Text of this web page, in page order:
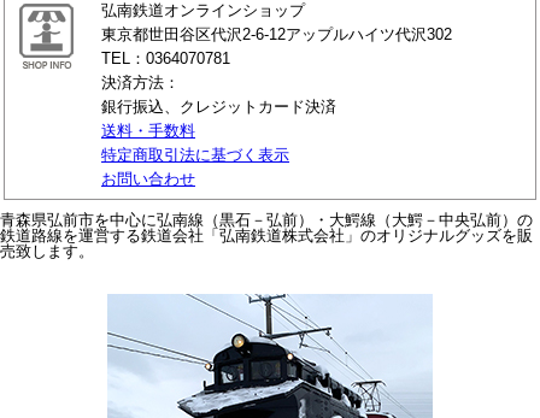
弘南鉄道オンラインショップ
東京都世田谷区代沢2-6-12アップルハイツ代沢302
TEL：0364070781
決済方法：
銀行振込、クレジットカード決済
送料・手数料
特定商取引法に基づく表示
お問い合わせ
青森県弘前市を中心に弘南線（黒石－弘前）・大鰐線（大鰐－中央弘前）の
鉄道路線を運営する鉄道会社「弘南鉄道株式会社」のオリジナルグッズを販
売致します。